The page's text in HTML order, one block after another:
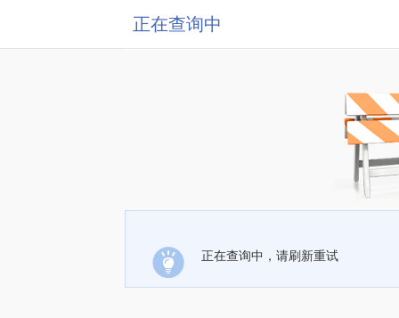
正在查询中
正在查询中，请刷新重试